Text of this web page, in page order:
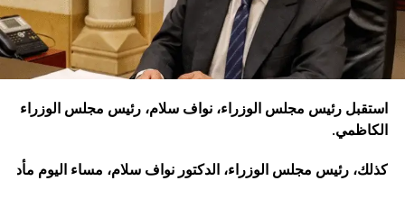
استقبل رئيس مجلس الوزراء، نواف سلام، رئيس مجلس الوزراء
الكاظمي.
كذلك، رئيس مجلس الوزراء، الدكتور نواف سلام، مساء اليوم مأدبة